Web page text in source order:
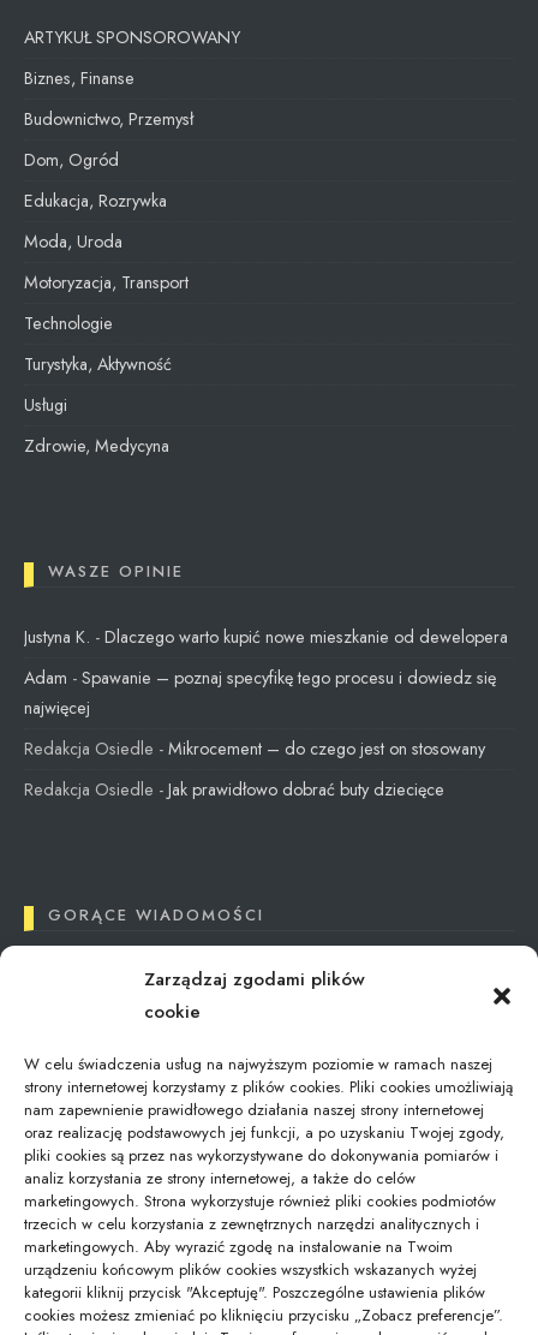
Zarządzaj zgodami plików
cookie
W celu świadczenia usług na najwyższym poziomie w ramach naszej
strony internetowej korzystamy z plików cookies. Pliki cookies umożliwiają
nam zapewnienie prawidłowego działania naszej strony internetowej
oraz realizację podstawowych jej funkcji, a po uzyskaniu Twojej zgody,
pliki cookies są przez nas wykorzystywane do dokonywania pomiarów i
analiz korzystania ze strony internetowej, a także do celów
marketingowych. Strona wykorzystuje również pliki cookies podmiotów
trzecich w celu korzystania z zewnętrznych narzędzi analitycznych i
marketingowych. Aby wyrazić zgodę na instalowanie na Twoim
urządzeniu końcowym plików cookies wszystkich wskazanych wyżej
kategorii kliknij przycisk "Akceptuję". Poszczególne ustawienia plików
cookies możesz zmieniać po kliknięciu przycisku „Zobacz preferencje”.
ARTYKUŁ SPONSOROWANY
Biznes, Finanse
Budownictwo, Przemysł
Dom, Ogród
Edukacja, Rozrywka
Moda, Uroda
Motoryzacja, Transport
Technologie
Turystyka, Aktywność
Usługi
Zdrowie, Medycyna
WASZE OPINIE
Justyna K. - Dlaczego warto kupić nowe mieszkanie od dewelopera
Adam - Spawanie – poznaj specyfikę tego procesu i dowiedz się
najwięcej
Redakcja Osiedle - Mikrocement – do czego jest on stosowany
Redakcja Osiedle - Jak prawidłowo dobrać buty dziecięce
GORĄCE WIADOMOŚCI
Tax Reimbursement in Poland: What You Need
to Know
12/09/2024
Jaki kod odpadu dla świetlówek – aktualna…
01/02/2026
Gdzie zostawić bagaż podczas zwiedzania
Modlina –…
16/10/2025